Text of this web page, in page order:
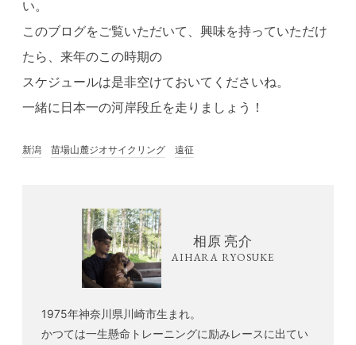
い。
このブログをご覧いただいて、興味を持っていただけ
たら、来年のこの時期の
スケジュールは是非空けておいてくださいね。
一緒に日本一の河岸段丘を走りましょう！
新潟 苗場山麓ジオサイクリング 遠征
相原 亮介
AIHARA RYOSUKE
1975年神奈川県川崎市生まれ。
かつては一生懸命トレーニングに励みレースに出てい